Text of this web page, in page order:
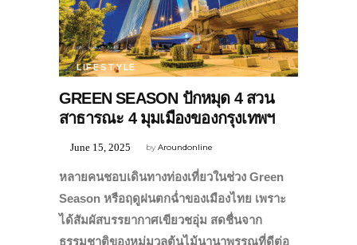
LIFESTYLE
GREEN SEASON ปักหมุด 4 สวน
สาธารณะ 4 มุมเมืองของกรุงเทพฯ
byAroundonline
June 15, 2025
หลายคนชอบเดินทางท่องเที่ยวในช่วง Green
Season หรือฤดูฝนตกฉ่ำของเมืองไทย เพราะ
ได้สัมผัสบรรยากาศเขียวชอุ่ม สดชื่นจาก
ธรรมชาติของหมู่มวลต้นไม้นานาพรรณที่ดีต่อ